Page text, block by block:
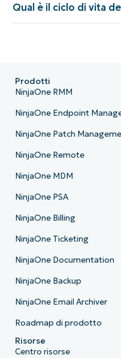
Qual è il ciclo di vita
Prodotti
NinjaOne RMM
NinjaOne Endpoint
NinjaOne Patch
NinjaOne Remote
NinjaOne MDM
NinjaOne PSA
NinjaOne Billing
NinjaOne Ticketing
NinjaOne Documentation
NinjaOne Backup
NinjaOne Email Archiver
Roadmap di prodotto
Risorse
Centro risorse